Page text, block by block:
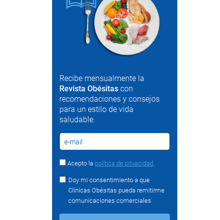
Recibe mensualmente la
Revista Obésitas con
recomendaciones y consejos
para un estilo de vida
saludable.
Acepto la política de privacidad.
Doy mi consentimiento a que
Clínicas Obésitas pueda remitirme
comunicaciones comerciales